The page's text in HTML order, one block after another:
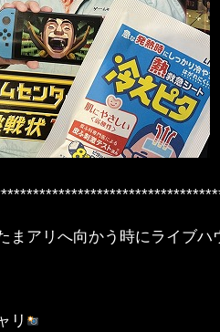
まアリへ向かう時にライブ
リ